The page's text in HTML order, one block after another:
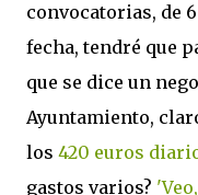
convocatorias, de
fecha, tendré que
que se dice un
Ayuntamiento,
los 420 euros
gastos varios?